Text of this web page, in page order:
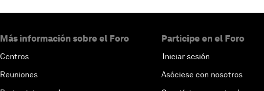
Más información sobre el Foro
Centros
Reuniones
Participe en el Foro
Iniciar sesión
Asóciese con nosotros